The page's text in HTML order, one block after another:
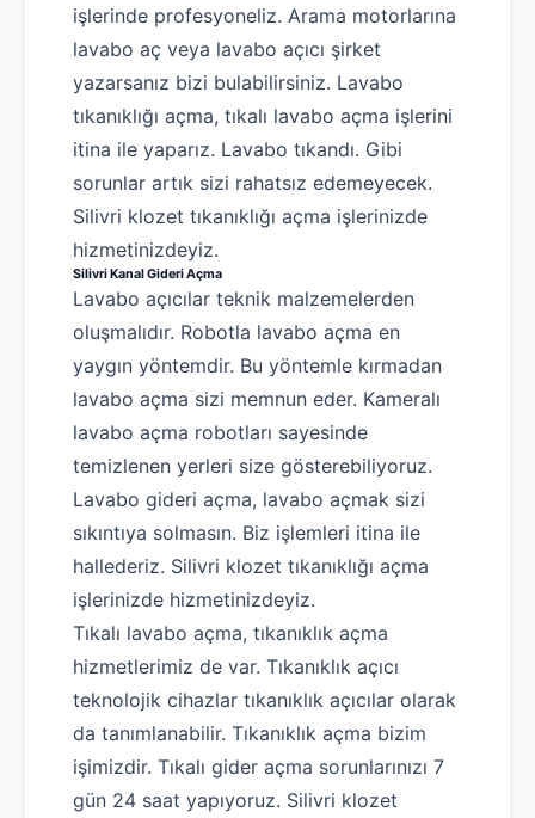
işlerinde profesyoneliz. Arama motorlarına
lavabo aç veya lavabo açıcı şirket
yazarsanız bizi bulabilirsiniz. Lavabo
tıkanıklığı açma, tıkalı lavabo açma işlerini
itina ile yaparız. Lavabo tıkandı. Gibi
sorunlar artık sizi rahatsız edemeyecek.
Silivri klozet tıkanıklığı açma işlerinizde
hizmetinizdeyiz.
Silivri Kanal Gideri Açma
Lavabo açıcılar teknik malzemelerden
oluşmalıdır. Robotla lavabo açma en
yaygın yöntemdir. Bu yöntemle kırmadan
lavabo açma sizi memnun eder. Kameralı
lavabo açma robotları sayesinde
temizlenen yerleri size gösterebiliyoruz.
Lavabo gideri açma, lavabo açmak sizi
sıkıntıya solmasın. Biz işlemleri itina ile
hallederiz. Silivri klozet tıkanıklığı açma
işlerinizde hizmetinizdeyiz.
Tıkalı lavabo açma, tıkanıklık açma
hizmetlerimiz de var. Tıkanıklık açıcı
teknolojik cihazlar tıkanıklık açıcılar olarak
da tanımlanabilir. Tıkanıklık açma bizim
işimizdir. Tıkalı gider açma sorunlarınızı 7
gün 24 saat yapıyoruz. Silivri klozet